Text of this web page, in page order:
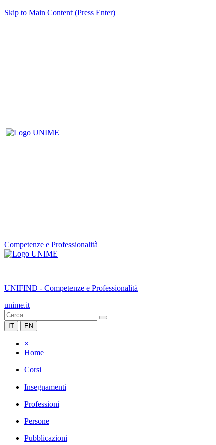
Skip to Main Content (Press Enter)
Competenze e Professionalità
|
UNIFIND - Competenze e Professionalità
unime.it
IT EN
×
Home
Corsi
Insegnamenti
Professioni
Persone
Pubblicazioni